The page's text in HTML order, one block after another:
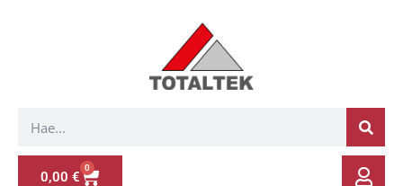
0,00 €
0